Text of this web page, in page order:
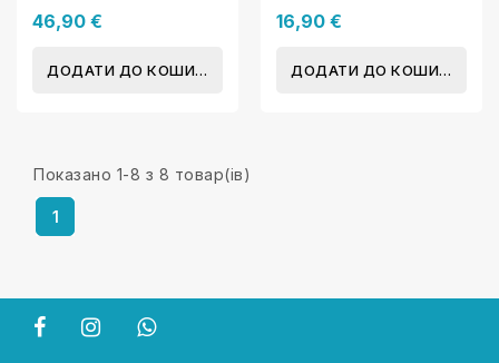
46,90 €
ДОДАТИ ДО КОШИКА
2017
16,90 €
ДОДАТИ ДО КОШИКА
Показано 1-8 з 8 товар(ів)
1